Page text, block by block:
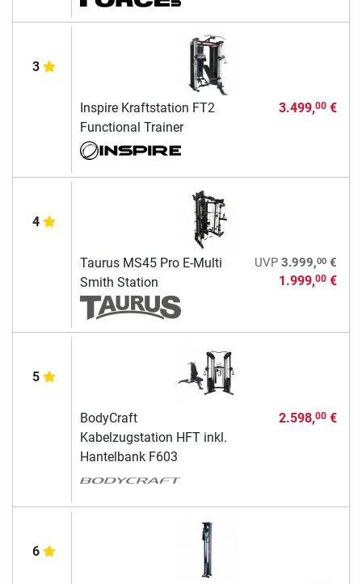
3
Inspire Kraftstation FT2
Functional Trainer
3.499,00€
4
Taurus MS45 Pro E-Multi
Smith Station
UVP 3.999,00€
1.999,00€
5
BodyCraft
Kabelzugstation HFT inkl.
Hantelbank F603
2.598,00€
6